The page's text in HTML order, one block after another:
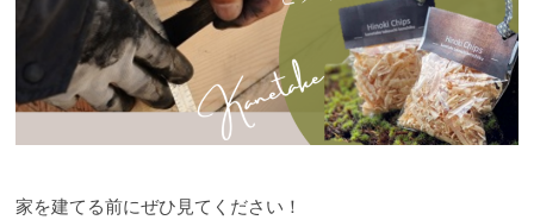
家を建てる前にぜひ見てください！